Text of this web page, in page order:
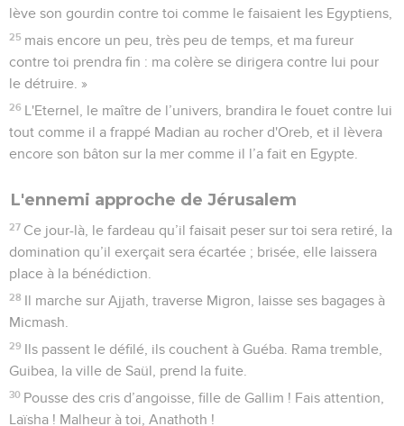
lève son gourdin contre toi comme le faisaient les Egyptiens,
25 mais encore un peu, très peu de temps, et ma fureur
contre toi prendra fin : ma colère se dirigera contre lui pour
le détruire. »
26 L'Eternel, le maître de l’univers, brandira le fouet contre lui
tout comme il a frappé Madian au rocher d'Oreb, et il lèvera
encore son bâton sur la mer comme il l’a fait en Egypte.
L'ennemi approche de Jérusalem
27 Ce jour-là, le fardeau qu’il faisait peser sur toi sera retiré, la
domination qu’il exerçait sera écartée ; brisée, elle laissera
place à la bénédiction.
28 Il marche sur Ajjath, traverse Migron, laisse ses bagages à
Micmash.
29 Ils passent le défilé, ils couchent à Guéba. Rama tremble,
Guibea, la ville de Saül, prend la fuite.
30 Pousse des cris d’angoisse, fille de Gallim ! Fais attention,
Laïsha ! Malheur à toi, Anathoth !